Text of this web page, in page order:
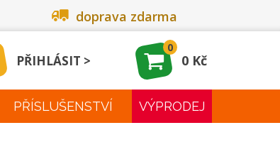
doprava zdarma
PŘIHLÁSIT
0
0 Kč
PŘÍSLUŠENSTVÍ VÝPRODEJ